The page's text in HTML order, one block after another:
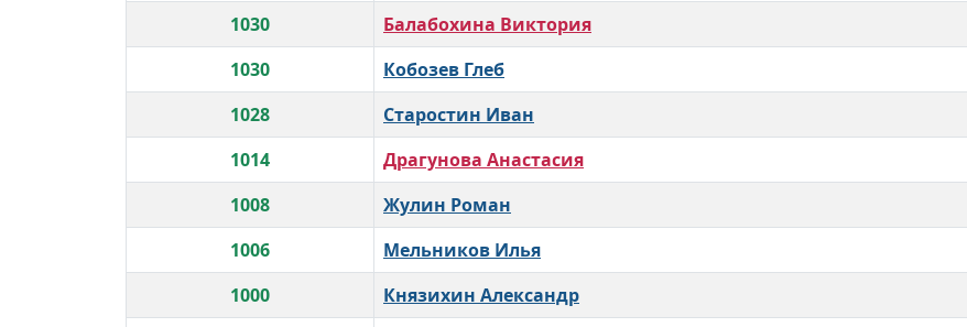
1030
Балабохина Виктория
1030
Кобозев Глеб
1028
Старостин Иван
1014
Драгунова Анастасия
1008
Жулин Роман
1006
Мельников Илья
1000
Князихин Александр